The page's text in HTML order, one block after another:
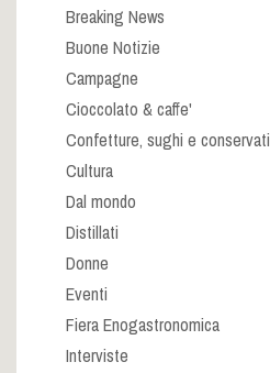
Breaking News
Buone Notizie
Campagne
Cioccolato & caffe'
Confetture, sughi e conservati
Cultura
Dal mondo
Distillati
Donne
Eventi
Fiera Enogastronomica
Interviste